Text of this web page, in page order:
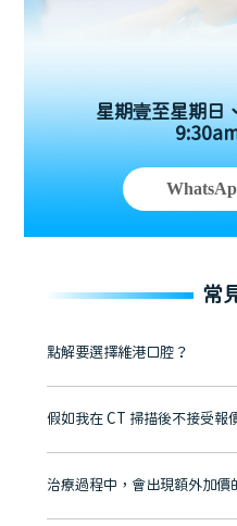
星期壹至星期日
常
點解要選擇維港口腔？
維港口腔踐行「醫道濟世」的大
牌」、「2025香港企業領袖品牌
至今已服務超過三十個國家和地
市市民極高的口碑評價及信任推薦
有咨詢及服務保障中心，有任何
假如我在 CT 掃描後不接受報
不會！只要未開始實際服務之前
治療過程中，會出現額外加價
不會，治療前我們會詳細說明治